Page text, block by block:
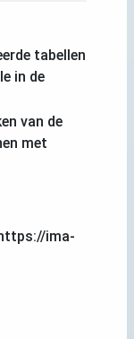
tabellen
in de
van de
met
ima-